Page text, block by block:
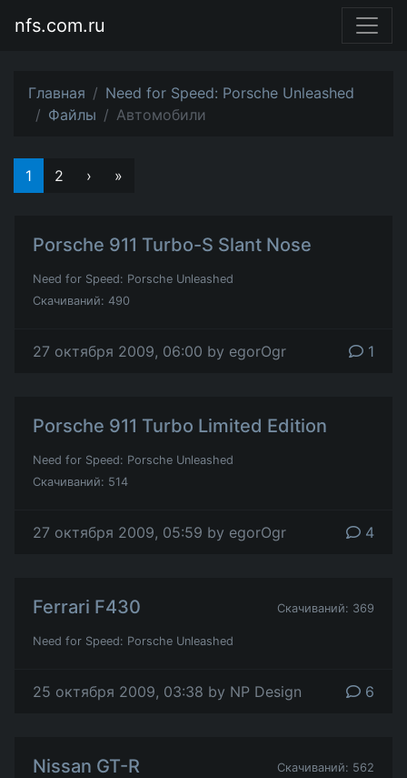
nfs.com.ru
Главная
Need for Speed: Porsche Unleashed
Файлы
Автомобили
1 2 › »
Porsche 911 Turbo-S Slant Nose
Need for Speed: Porsche Unleashed
Скачиваний: 490
27 октября 2009, 06:00 by egorOgr 1
Porsche 911 Turbo Limited Edition
Need for Speed: Porsche Unleashed
Скачиваний: 514
27 октября 2009, 05:59 by egorOgr 4
Ferrari F430
Need for Speed: Porsche Unleashed
Скачиваний: 369
25 октября 2009, 03:38 by NP Design 6
Nissan GT-R Скачиваний: 562